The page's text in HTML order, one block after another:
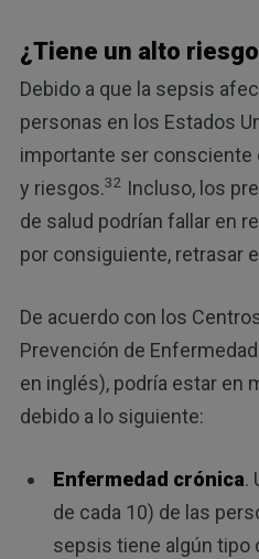
¿Tiene un alto
Debido a que la sepsis
personas en los Estados
importante ser
y riesgos.32 Incluso, los
de salud podrían fallar en
por consiguiente, retrasar
De acuerdo con los
Prevención de
en inglés), podría estar en
debido a lo siguiente:
Enfermedad crónica.
de cada 10) de las
sepsis tiene algún tipo